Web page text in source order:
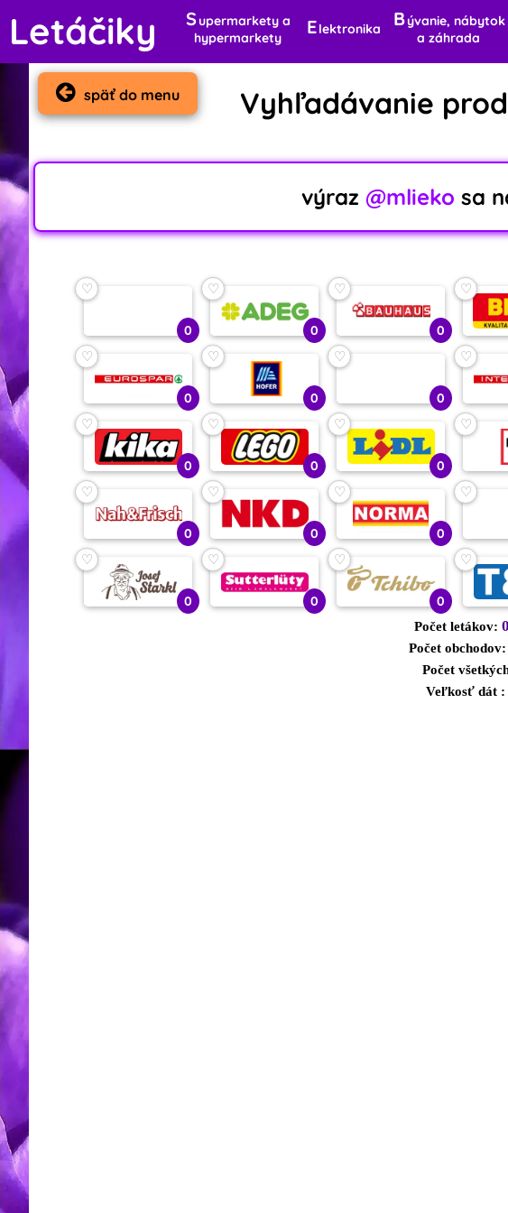
Letáčiky Supermarkety a
hypermarkety
Elektronika Bývanie, nábytok
a záhrada
späť do menu Vyhľadávanie
výraz @mlieko sa
0
♡
0
♡
0
♡ ♡
0
♡
0
♡
0
♡ ♡
0
♡
0
♡
0
♡ ♡
0
♡
0
♡
0
♡ ♡
0
♡
0
♡
0
♡ ♡
Počet letákov: 0
Počet obchodov:
Počet
Veľkosť dát :